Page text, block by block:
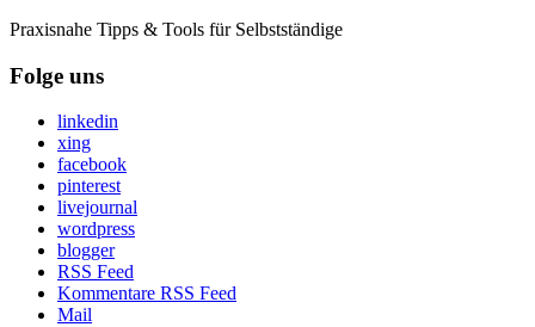
Praxisnahe Tipps & Tools für Selbstständige
Folge uns
linkedin
xing
facebook
pinterest
livejournal
wordpress
blogger
RSS Feed
Kommentare RSS Feed
Mail